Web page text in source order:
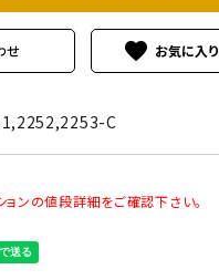
せ favorite
C
ンの値段詳細をご確認下さい。